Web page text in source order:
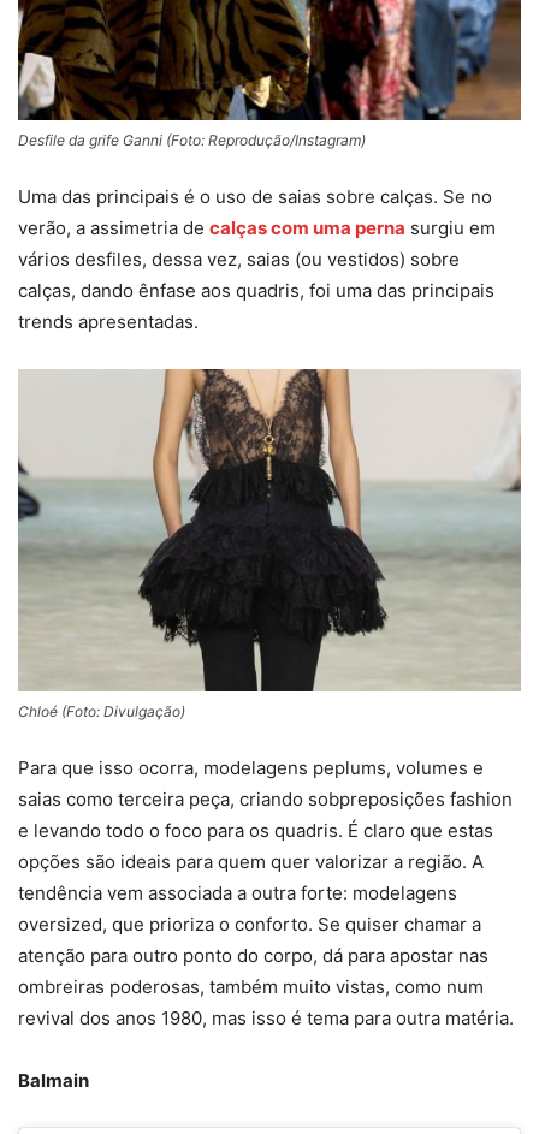
Desfile da grife Ganni (Foto: Reprodução/Instagram)
Uma das principais é o uso de saias sobre calças. Se no
verão, a assimetria de calças com uma perna surgiu em
vários desfiles, dessa vez, saias (ou vestidos) sobre
calças, dando ênfase aos quadris, foi uma das principais
trends apresentadas.
Chloé (Foto: Divulgação)
Para que isso ocorra, modelagens peplums, volumes e
saias como terceira peça, criando sobpreposições fashion
e levando todo o foco para os quadris. É claro que estas
opções são ideais para quem quer valorizar a região. A
tendência vem associada a outra forte: modelagens
oversized, que prioriza o conforto. Se quiser chamar a
atenção para outro ponto do corpo, dá para apostar nas
ombreiras poderosas, também muito vistas, como num
revival dos anos 1980, mas isso é tema para outra matéria.
Balmain